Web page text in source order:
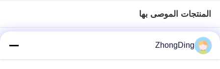
المنتجات الموصى بها
ZhongDing